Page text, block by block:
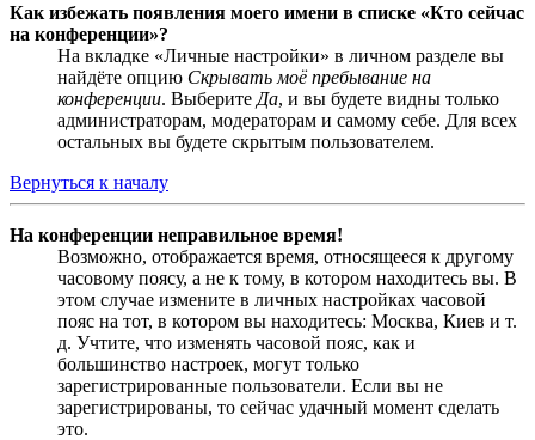
Как избежать появления моего имени в списке «Кто сейчас
на конференции»?
На вкладке «Личные настройки» в личном разделе вы
найдёте опцию Скрывать моё пребывание на
конференции. Выберите Да, и вы будете видны только
администраторам, модераторам и самому себе. Для всех
остальных вы будете скрытым пользователем.
Вернуться к началу
На конференции неправильное время!
Возможно, отображается время, относящееся к другому
часовому поясу, а не к тому, в котором находитесь вы. В
этом случае измените в личных настройках часовой
пояс на тот, в котором вы находитесь: Москва, Киев и т.
д. Учтите, что изменять часовой пояс, как и
большинство настроек, могут только
зарегистрированные пользователи. Если вы не
зарегистрированы, то сейчас удачный момент сделать
это.